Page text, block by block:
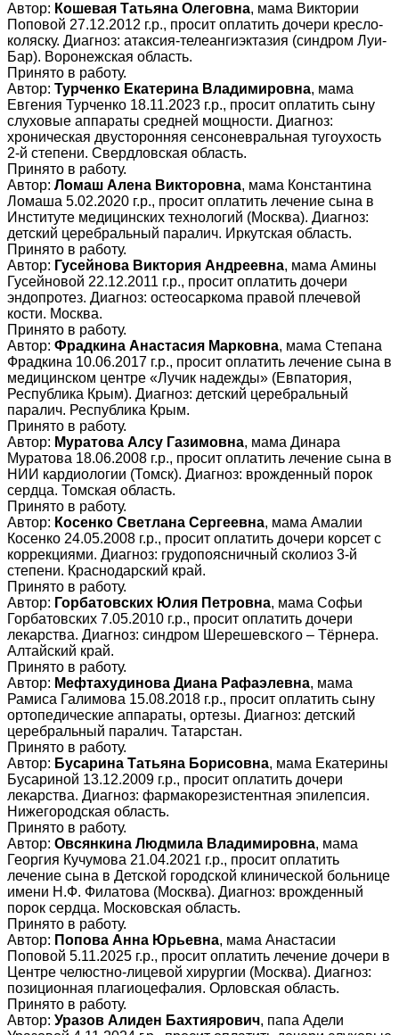
Автор: Кошевая Татьяна Олеговна, мама Виктории
Поповой 27.12.2012 г.р., просит оплатить дочери кресло-
коляску. Диагноз: атаксия-телеангиэктазия (синдром Луи-
Бар). Воронежская область.
Принято в работу.
Автор: Турченко Екатерина Владимировна, мама
Евгения Турченко 18.11.2023 г.р., просит оплатить сыну
слуховые аппараты средней мощности. Диагноз:
хроническая двусторонняя сенсоневральная тугоухость
2-й степени. Свердловская область.
Принято в работу.
Автор: Ломаш Алена Викторовна, мама Константина
Ломаша 5.02.2020 г.р., просит оплатить лечение сына в
Институте медицинских технологий (Москва). Диагноз:
детский церебральный паралич. Иркутская область.
Принято в работу.
Автор: Гусейнова Виктория Андреевна, мама Амины
Гусейновой 22.12.2011 г.р., просит оплатить дочери
эндопротез. Диагноз: остеосаркома правой плечевой
кости. Москва.
Принято в работу.
Автор: Фрадкина Анастасия Марковна, мама Степана
Фрадкина 10.06.2017 г.р., просит оплатить лечение сына в
медицинском центре «Лучик надежды» (Евпатория,
Республика Крым). Диагноз: детский церебральный
паралич. Республика Крым.
Принято в работу.
Автор: Муратова Алсу Газимовна, мама Динара
Муратова 18.06.2008 г.р., просит оплатить лечение сына в
НИИ кардиологии (Томск). Диагноз: врожденный порок
сердца. Томская область.
Принято в работу.
Автор: Косенко Светлана Сергеевна, мама Амалии
Косенко 24.05.2008 г.р., просит оплатить дочери корсет с
коррекциями. Диагноз: грудопоясничный сколиоз 3-й
степени. Краснодарский край.
Принято в работу.
Автор: Горбатовских Юлия Петровна, мама Софьи
Горбатовских 7.05.2010 г.р., просит оплатить дочери
лекарства. Диагноз: синдром Шерешевского – Тёрнера.
Алтайский край.
Принято в работу.
Автор: Мефтахудинова Диана Рафаэлевна, мама
Рамиса Галимова 15.08.2018 г.р., просит оплатить сыну
ортопедические аппараты, ортезы. Диагноз: детский
церебральный паралич. Татарстан.
Принято в работу.
Автор: Бусарина Татьяна Борисовна, мама Екатерины
Бусариной 13.12.2009 г.р., просит оплатить дочери
лекарства. Диагноз: фармакорезистентная эпилепсия.
Нижегородская область.
Принято в работу.
Автор: Овсянкина Людмила Владимировна, мама
Георгия Кучумова 21.04.2021 г.р., просит оплатить
лечение сына в Детской городской клинической больнице
имени Н.Ф. Филатова (Москва). Диагноз: врожденный
порок сердца. Московская область.
Принято в работу.
Автор: Попова Анна Юрьевна, мама Анастасии
Поповой 5.11.2025 г.р., просит оплатить лечение дочери в
Центре челюстно-лицевой хирургии (Москва). Диагноз:
позиционная плагиоцефалия. Орловская область.
Принято в работу.
Автор: Уразов Алиден Бахтиярович, папа Адели